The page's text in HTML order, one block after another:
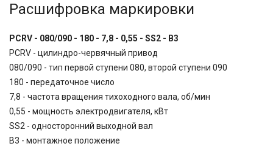
Расшифровка маркировки
PCRV - 080/090 - 180 - 7,8 - 0,55 - SS2 - B3
PCRV - цилиндро-червячный привод
080/090 - тип первой ступени 080, второй ступени 090
180 - передаточное число
7,8 - частота вращения тихоходного вала, об/мин
0,55 - мощность электродвигателя, кВт
SS2 - односторонний выходной вал
B3 - монтажное положение